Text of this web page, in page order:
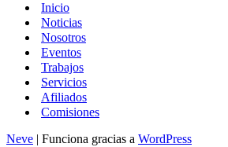
Inicio
Noticias
Nosotros
Eventos
Trabajos
Servicios
Afiliados
Comisiones
Neve | Funciona gracias a WordPress